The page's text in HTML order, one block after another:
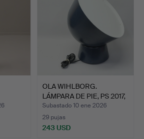
OLA WIHLBORG.
LÁMPARA DE PIE, PS 2017,
IKE…
Subastado 10 ene 2026
29 pujas
243 USD